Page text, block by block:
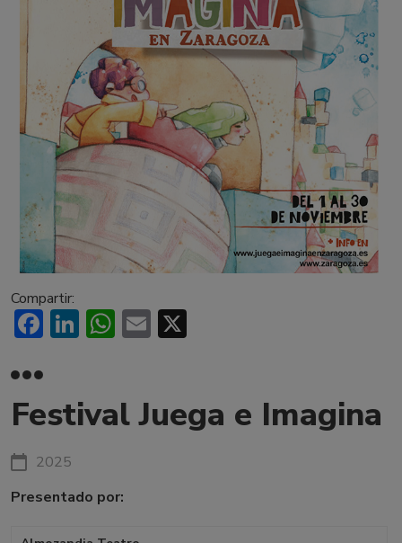
Compartir:
Facebook
LinkedIn
WhatsApp
Email
Festival Juega e Imagina
2025
Presentado por: